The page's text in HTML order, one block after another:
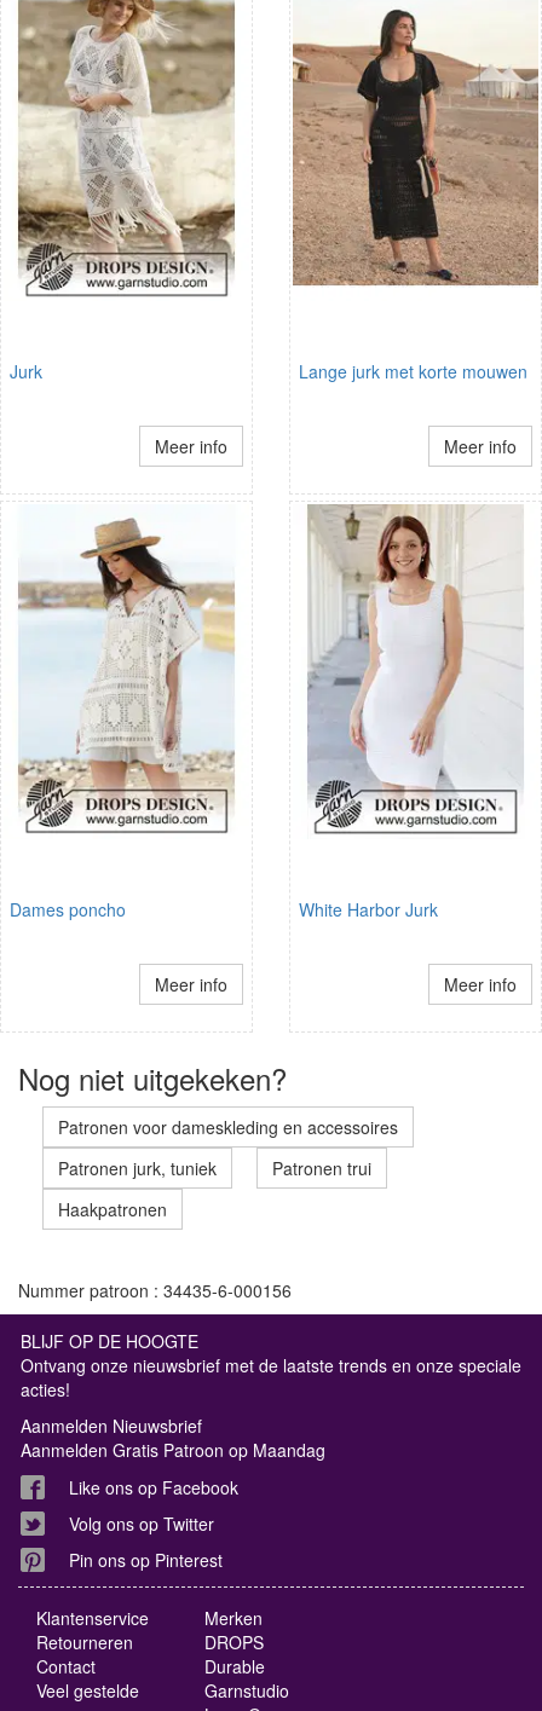
Jurk
Meer info
Lange jurk met korte mouwen
Meer info
Dames poncho
Meer info
White Harbor Jurk
Meer info
Nog niet uitgekeken?
Patronen voor dameskleding en accessoires
Patronen jurk, tuniek
Patronen trui
Haakpatronen
Nummer patroon : 34435-6-000156
BLIJF OP DE HOOGTE
Ontvang onze nieuwsbrief met de laatste trends en onze speciale
acties!
Aanmelden Nieuwsbrief
Aanmelden Gratis Patroon op Maandag
Like ons op Facebook
Volg ons op Twitter
Pin ons op Pinterest
Klantenservice
Retourneren
Contact
Veel gestelde
Merken
DROPS
Durable
Garnstudio